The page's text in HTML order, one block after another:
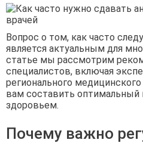
Вопрос о том, как часто
является актуальным для
статье мы рассмотрим
специалистов, включая
регионального
вам составить оптимальный
здоровьем.
Почему важно